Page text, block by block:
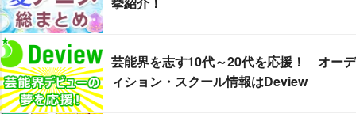
芸能界を志す10代～20代を応援！ オーデ
ィション・スクール情報はDeview